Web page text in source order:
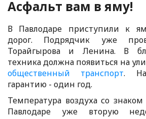
Асфальт вам в яму!
В Павлодаре приступили к
дорог. Подрядчик уже
Торайгырова и Ленина. В
техника должна появиться на
общественный транспорт. На
гарантию - один год.
Температура воздуха со
Павлодаре уже вторую